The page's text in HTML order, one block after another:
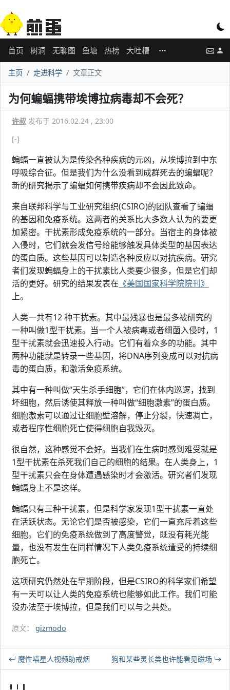
首页 树洞 无聊图 鱼塘 热榜 大吐槽
主页 走进科学 文章正文
为何蝙蝠携带埃博拉病毒却不会死？
许叔 发布于 2016.02.24 , 23:00
[-]
蝙蝠一直被认为是传染各种疾病的元凶，从埃博拉到中东
呼吸综合征。但是我们为什么没看到成群死去的蝙蝠呢？
新的研究揭示了蝙蝠如何携带疾病却不会因此致命。
来自联邦科学与工业研究组织(CSIRO)的团队查看了蝙蝠
的基因和免疫系统。这两者的关系比大多数人认为的要更
加紧密。干扰素形成免疫系统的一部分。当宿主的身体被
入侵时，它们就会发信号给能够触发具体类型的基因表达
的蛋白质。这些基因可以制造各种反应以对抗疾病。研究
者们发现蝙蝠身上的干扰素比人类要少很多，但是它们却
活的更好。研究的结果发表在 《美国国家科学院院刊》
上。
人类一共有12 种干扰素。其中最残暴也是最多被研究的
一种叫做1型干扰素。当一个人被病毒或者细菌入侵时，1
型干扰素就会迅速投入行动。它们有着众多的功能。其中
两种功能就是转录一些基因，将DNA序列变成可以对抗病
毒的蛋白质，和激活免疫系统。
其中有一种叫做“天生杀手细胞”，它们在体内巡逻，找到
坏细胞，然后诱使其释放一种叫做“细胞激素”的蛋白质。
细胞激素可以通过让细胞壁溶解，停止分裂，快速凋亡，
或者程序性细胞死亡使得细胞自我毁灭。
很自然，这种感觉不会好。当我们在生病时感到难受就是
1型干扰素在杀死我们自己的细胞的结果。在人类身上，1
型干扰素只会在身体遭遇感染时才会激活。研究者们发现
蝙蝠身上不是这样。
蝙蝠只有三种干扰素，但是科学家发现1型干扰素一直处
在活跃状态。无论它们是否被感染，它们一直充斥着这些
细胞。它们的免疫系统做到了高度警觉，既没有耗光能
量，也没有发生在同样情况下人类免疫系统遭受的持续细
胞死亡。
这项研究仍然处在早期阶段，但是CSIRO的科学家们希望
有一天可以让人类的免疫系统也能够如此工作。我们可能
没办法至于埃博拉，但是我们可以与之共处。
原文： gizmodo
魔性喵星人视频助戒烟 狗和某些灵长类也许能看见磁场